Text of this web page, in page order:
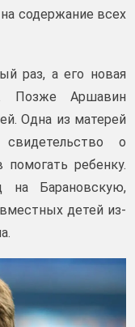
содержание всех
раз, а его новая
Позже Аршавин
Одна из матерей
о
ребенку.
на Барановскую,
детей из-